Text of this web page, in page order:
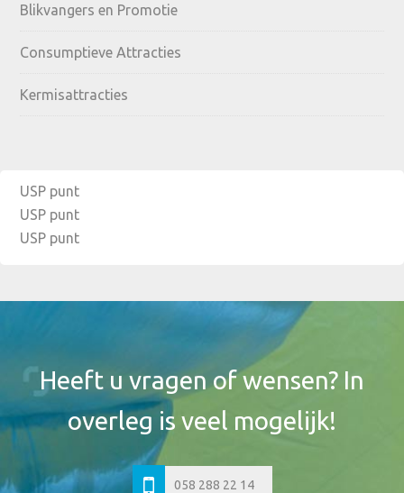
Blikvangers en Promotie
Consumptieve Attracties
Kermisattracties
USP punt
USP punt
USP punt
Header
Heeft u vragen of wensen? In
overleg is veel mogelijk!
058 288 22 14